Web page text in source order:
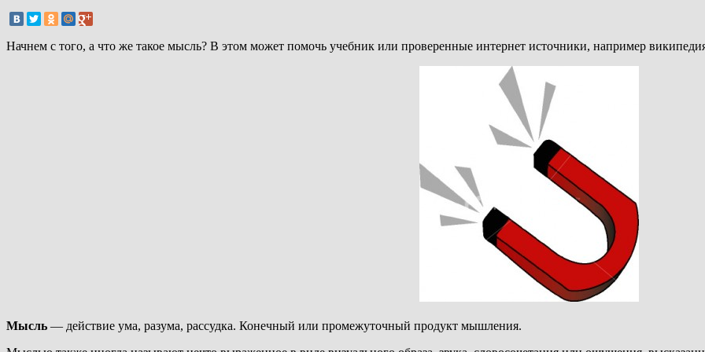
Начнем с того, а что же такое мысль? В этом может помочь учебник или проверенные интернет источники, например
Мысль — действие ума, разума, рассудка. Конечный или промежуточный продукт мышления.